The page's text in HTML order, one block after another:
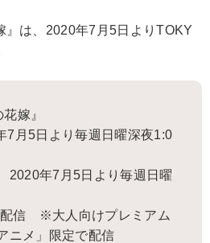
』は、2020年7月5日よりTOKY
嫁』
月5日より毎週日曜深夜1:0
年7月5日より毎週日曜
信 ※大人向けプレミアム
ニメ」限定で配信